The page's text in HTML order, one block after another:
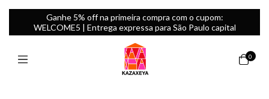
Ganhe 5% off na primeira compra com o cupom:
WELCOME5 | Entrega expressa para São Paulo capital
0